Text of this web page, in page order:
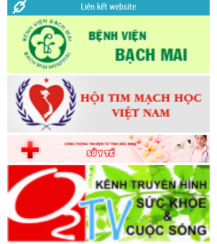
Liên kết website